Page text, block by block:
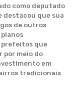
como deputado
destacou que sua
de outros
prefeitos que
por meio do
em
tradicionais